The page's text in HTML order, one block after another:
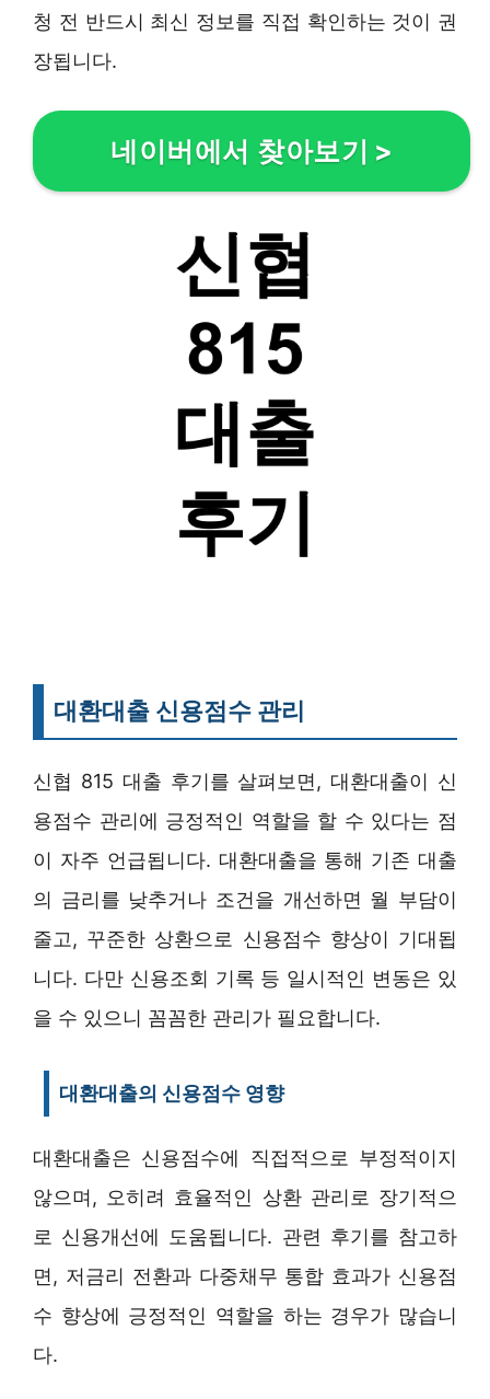
청 전 반드시 최신 정보를 직접 확인하는 것이 권
장됩니다.
네이버에서 찾아보기 >
대환대출 신용점수 관리
신협 815 대출 후기를 살펴보면, 대환대출이 신
용점수 관리에 긍정적인 역할을 할 수 있다는 점
이 자주 언급됩니다. 대환대출을 통해 기존 대출
의 금리를 낮추거나 조건을 개선하면 월 부담이
줄고, 꾸준한 상환으로 신용점수 향상이 기대됩
니다. 다만 신용조회 기록 등 일시적인 변동은 있
을 수 있으니 꼼꼼한 관리가 필요합니다.
대환대출의 신용점수 영향
대환대출은 신용점수에 직접적으로 부정적이지
않으며, 오히려 효율적인 상환 관리로 장기적으
로 신용개선에 도움됩니다. 관련 후기를 참고하
면, 저금리 전환과 다중채무 통합 효과가 신용점
수 향상에 긍정적인 역할을 하는 경우가 많습니
다.